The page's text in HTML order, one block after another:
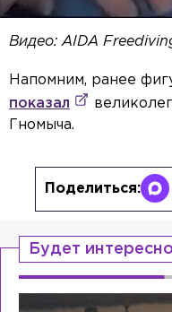
Видео: AIDA
Напомним, ранее
показал
Гномыча.
Поделиться:
Будет